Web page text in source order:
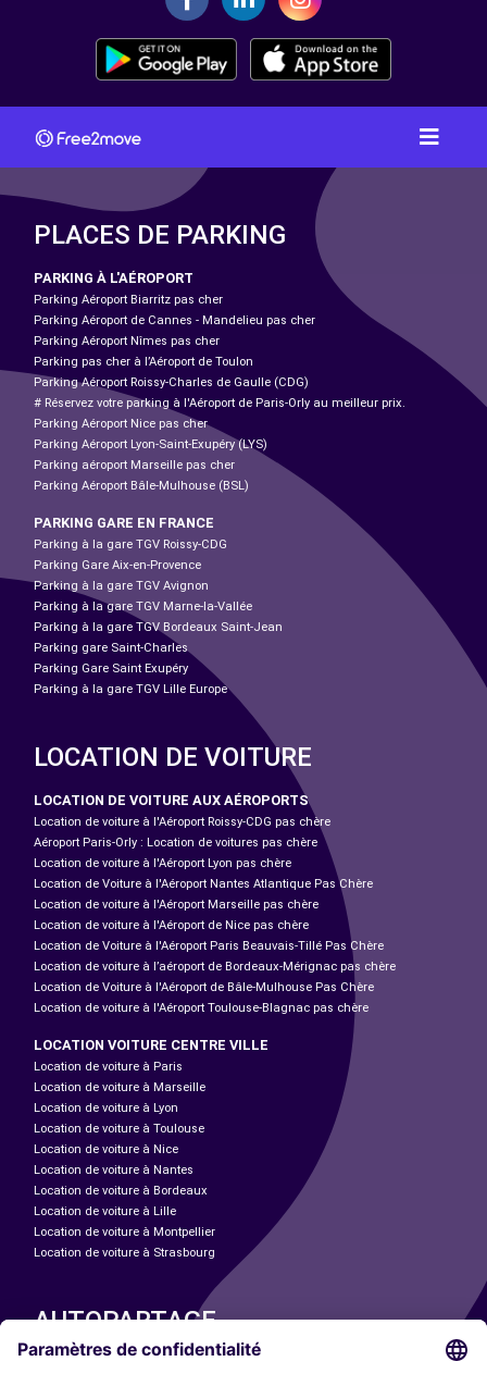
PLACES DE PARKING
PARKING À L'AÉROPORT
Parking Aéroport Biarritz pas cher
Parking Aéroport de Cannes - Mandelieu pas cher
Parking Aéroport Nîmes pas cher
Parking pas cher à l’Aéroport de Toulon
Parking Aéroport Roissy-Charles de Gaulle (CDG)
# Réservez votre parking à l'Aéroport de Paris-Orly au meilleur prix.
Parking Aéroport Nice pas cher
Parking Aéroport Lyon-Saint-Exupéry (LYS)
Parking aéroport Marseille pas cher
Parking Aéroport Bâle-Mulhouse (BSL)
PARKING GARE EN FRANCE
Parking à la gare TGV Roissy-CDG
Parking Gare Aix-en-Provence
Parking à la gare TGV Avignon
Parking à la gare TGV Marne-la-Vallée
Parking à la gare TGV Bordeaux Saint-Jean
Parking gare Saint-Charles
Parking Gare Saint Exupéry
Parking à la gare TGV Lille Europe
LOCATION DE VOITURE
LOCATION DE VOITURE AUX AÉROPORTS
Location de voiture à l'Aéroport Roissy-CDG pas chère
Aéroport Paris-Orly : Location de voitures pas chère
Location de voiture à l'Aéroport Lyon pas chère
Location de Voiture à l'Aéroport Nantes Atlantique Pas Chère
Location de voiture à l'Aéroport Marseille pas chère
Location de voiture à l'Aéroport de Nice pas chère
Location de Voiture à l'Aéroport Paris Beauvais-Tillé Pas Chère
Location de voiture à l’aéroport de Bordeaux-Mérignac pas chère
Location de Voiture à l'Aéroport de Bâle-Mulhouse Pas Chère
Location de voiture à l'Aéroport Toulouse-Blagnac pas chère
LOCATION VOITURE CENTRE VILLE
Location de voiture à Paris
Location de voiture à Marseille
Location de voiture à Lyon
Location de voiture à Toulouse
Location de voiture à Nice
Location de voiture à Nantes
Location de voiture à Bordeaux
Location de voiture à Lille
Location de voiture à Montpellier
Location de voiture à Strasbourg
AUTOPARTAGE